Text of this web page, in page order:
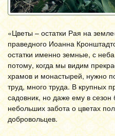
«Цветы – остатки Рая на
праведного Иоанна
остатки именно земные, с
потому, когда мы видим
храмов и монастырей, нужно
труд, много труда. В крупных
садовник, но даже ему в
небольших забота о цветах
добровольцев.